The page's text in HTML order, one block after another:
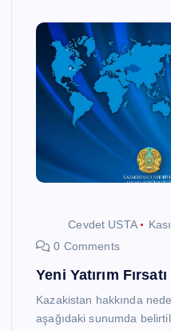
Cevdet USTA
0 Comments
Yeni Yatırım
Kazakistan hakkında
aşağıdaki sunumda